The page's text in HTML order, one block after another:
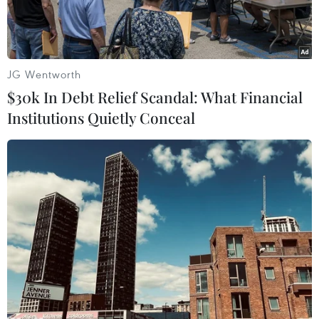
nhiệm.
Nhiều căn nhà không phép mọc lên quanh hồ Próh. (Ảnh:
Ủy ban Nhân dân tỉnh Lâm Đồng ban hành văn
bản số 5123/UBND-TL, ngày 12/7, về việc kiểm
JG Wentworth
$30k In Debt Relief Scandal: What Financial
Institutions Quietly Conceal